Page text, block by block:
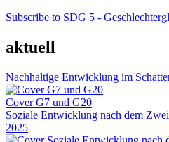
Subscribe to SDG 5 -
aktuell
Nachhaltige Entwicklung im
Cover G7 und G20
Soziale Entwicklung nach dem
2025